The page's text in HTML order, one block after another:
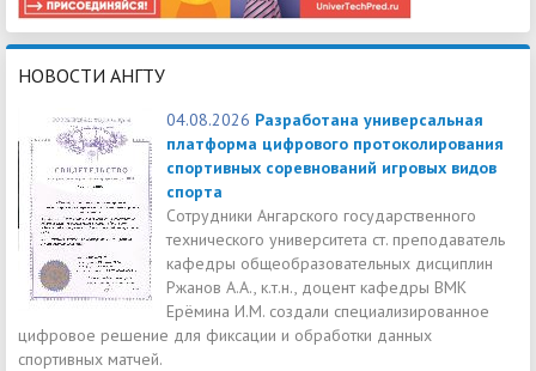
НОВОСТИ АНГТУ
04.08.2026 Разработана универсальная
платформа цифрового протоколирования
спортивных соревнований игровых видов
спорта
Сотрудники Ангарского государственного
технического университета ст. преподаватель
кафедры общеобразовательных дисциплин
Ржанов А.А., к.т.н., доцент кафедры ВМК
Ерёмина И.М. создали специализированное
цифровое решение для фиксации и обработки данных
спортивных матчей.